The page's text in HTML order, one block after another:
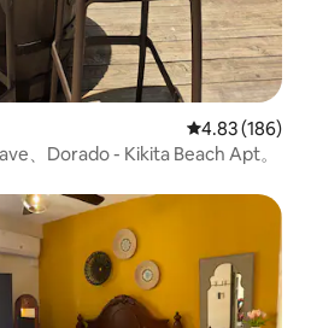
レビュー186
4.83 (186)
、Dorado - Kikita Beach Apt。
す。